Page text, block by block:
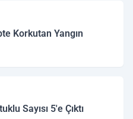
Korkutan Yangın
Sayısı 5'e Çıktı